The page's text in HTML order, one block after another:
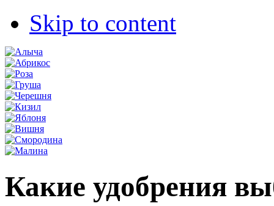
Skip to content
Какие удобрения